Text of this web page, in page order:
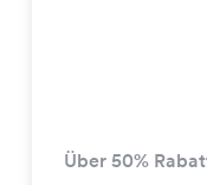
Über 50%